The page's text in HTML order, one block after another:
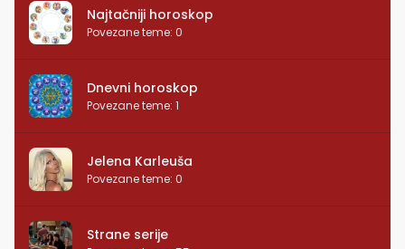
Najtačniji horoskop
Povezane teme: 0
Dnevni horoskop
Povezane teme: 1
Jelena Karleuša
Povezane teme: 0
Strane serije